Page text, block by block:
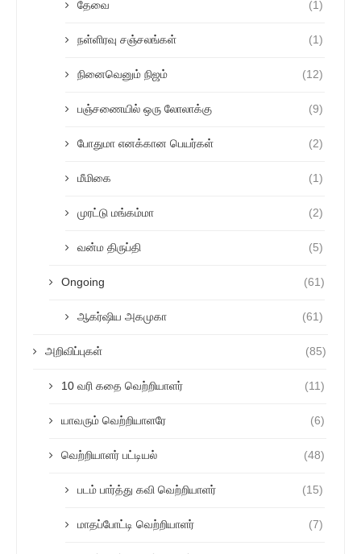
தேவை (1)
நள்ளிரவு சஞ்சலங்கள் (1)
நினைவெனும் நிஜம் (12)
பஞ்சணையில் ஒரு லோலாக்கு (9)
போதுமா எனக்கான பெயர்கள் (2)
மீமிகை (1)
முரட்டு மங்கம்மா (2)
வன்ம திருப்தி (5)
Ongoing (61)
ஆகர்ஷிய அகமுகா (61)
அறிவிப்புகள் (85)
10 வரி கதை வெற்றியாளர் (11)
யாவரும் வெற்றியாளரே (6)
வெற்றியாளர் பட்டியல் (48)
படம் பார்த்து கவி வெற்றியாளர் (15)
மாதப்போட்டி வெற்றியாளர் (7)